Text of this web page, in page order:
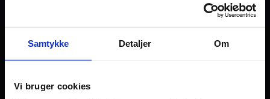
Samtykke Detaljer Om
Vi bruger cookies
Kontakt
Dilemma
Stories & Viden